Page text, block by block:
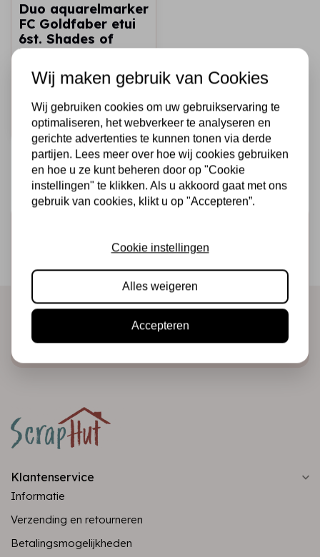
Duo aquarelmarker
FC Goldfaber etui
6st. Shades of
kleur nrs: 230, 233,
277, 279,
Snel toevoegen
Ontvang als eerste onze actie en nieuwe producten
direct in je mailbox!
Klantenservice
Informatie
Verzending en retourneren
Betalingsmogelijkheden
Wij maken gebruik van Cookies
Wij gebruiken cookies om uw gebruikservaring te
optimaliseren, het webverkeer te analyseren en
gerichte advertenties te kunnen tonen via derde
partijen. Lees meer over hoe wij cookies gebruiken
en hoe u ze kunt beheren door op "Cookie
instellingen" te klikken. Als u akkoord gaat met ons
gebruik van cookies, klikt u op "Accepteren”.
Cookie instellingen
Alles weigeren
Accepteren